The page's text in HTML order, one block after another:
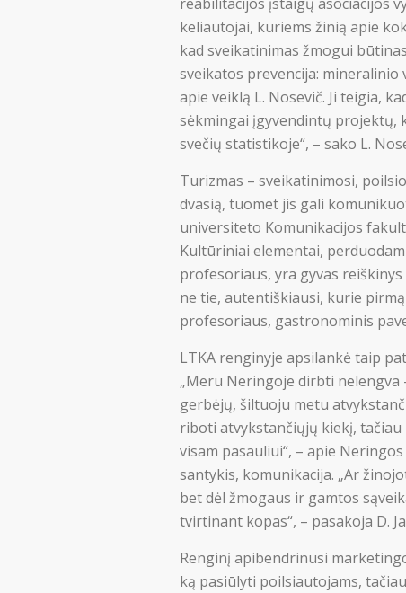
keliautojai, kuriems žinią apie
kad sveikatinimas žmogui
sveikatos prevencija: mineralinio
apie veiklą L. Nosevič. Ji teigia,
sėkmingai įgyvendintų projektų,
svečių statistikoje“, – sako L.
Turizmas – sveikatinimosi,
dvasią, tuomet jis gali
universiteto Komunikacijos
Kultūriniai elementai,
profesoriaus, yra gyvas
ne tie, autentiškiausi, kurie
profesoriaus, gastronominis
LTKA renginyje apsilankė taip
„Meru Neringoje dirbti
gerbėjų, šiltuoju metu
riboti atvykstančiųjų kiekį, tačiau
visam pasauliui“, – apie
santykis, komunikacija. „Ar
bet dėl žmogaus ir gamtos
tvirtinant kopas“, – pasakoja D.
Renginį apibendrinusi
ką pasiūlyti poilsiautojams,